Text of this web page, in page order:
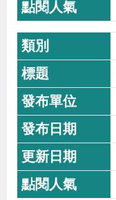
s
h
隱
私
權
及
資